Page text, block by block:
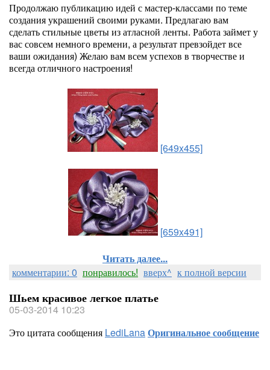
Продолжаю публикацию идей с мастер-классами по теме
создания украшений своими руками. Предлагаю вам
сделать стильные цветы из атласной ленты. Работа займет у
вас совсем немного времени, а результат превзойдет все
ваши ожидания) Желаю вам всем успехов в творчестве и
всегда отличного настроения!
[649x455]
[659x491]
Читать далее...
комментарии: 0 понравилось! вверх^ к полной версии
Шьем красивое легкое платье
05-03-2014 10:23
Это цитата сообщения LediLanaОригинальное сообщение